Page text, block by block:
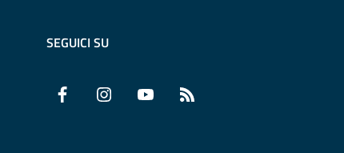
SEGUICI SU
Facebook InstagramYouTube